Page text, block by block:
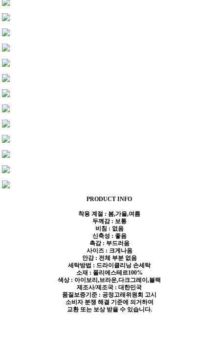
PRODUCT INFO
착용 계절 : 봄,가을,여름
두께감 : 보통
비침 : 없음
신축성 : 좋음
촉감 : 부드러움
사이즈 : 크게나옴
안감 : 전체 부분 없음
세탁방법 : 드라이클리닝 손세탁
소재 : 폴리에스테르100%
색상 : 아이보리,브라운,다크그레이,블랙
제조사/제조국 : 대한민국
품질보증기준 : 공정고래위원회 고시
소비자 분쟁 해결 기준에 의거하여
교환 또는 보상 받을 수 있습니다.